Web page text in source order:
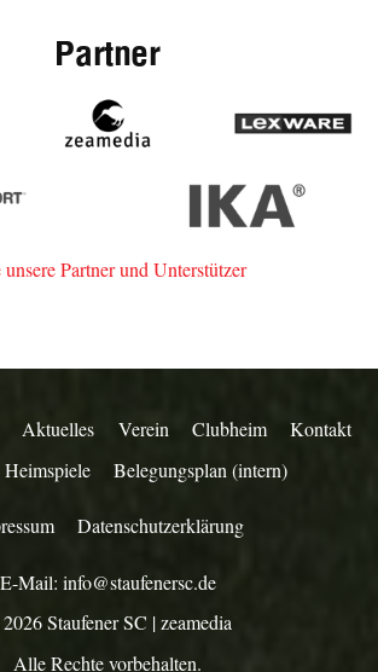
Partner
zeamedia,
Werbeagentur
IKA
Partner und Unterstützer
Aktuelles Verein Clubheim
Kontakt
Heimspiele Belegungsplan (intern)
Datenschutzerklärung
E-Mail: info@staufenersc.de
Staufener SC |zeamedia
Alle Rechte vorbehalten.